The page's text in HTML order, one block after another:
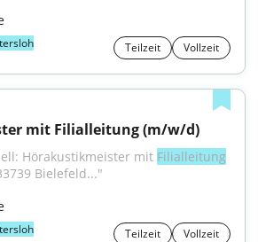
Teilzeit Vollzeit
mit Filialleitung (m/w/d)
Hörakustikmeister mit Filialleitung
Bielefeld..."
Teilzeit Vollzeit